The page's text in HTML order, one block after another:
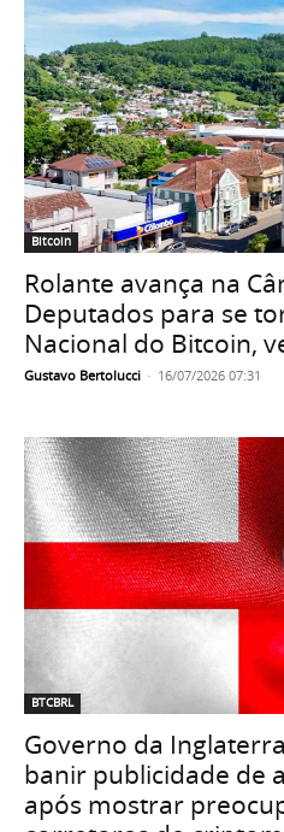
Bitcoin
Rolante avança na
Deputados para se
Nacional do Bitcoin,
Gustavo Bertolucci - 16/07/2026 07:31
BTCBRL
Governo da
banir publicidade de
após mostrar